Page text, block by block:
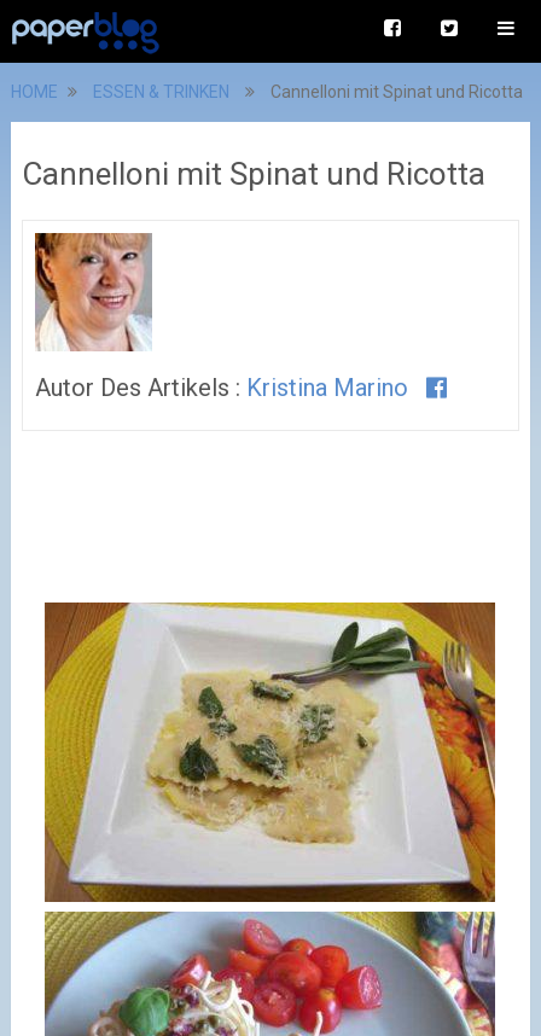
HOME ESSEN & TRINKEN Cannelloni mit Spinat und Ricotta
Cannelloni mit Spinat und Ricotta
Autor Des Artikels : Kristina Marino